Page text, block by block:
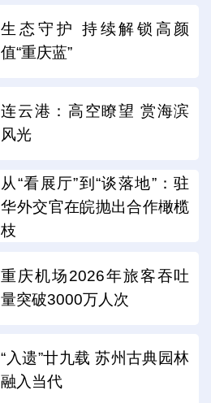
生态守护 持续解锁高颜
值“重庆蓝”
连云港：高空瞭望 赏海滨
风光
从“看展厅”到“谈落地”：驻
华外交官在皖抛出合作橄榄
枝
重庆机场2026年旅客吞吐
量突破3000万人次
“入遗”廿九载 苏州古典园林
融入当代